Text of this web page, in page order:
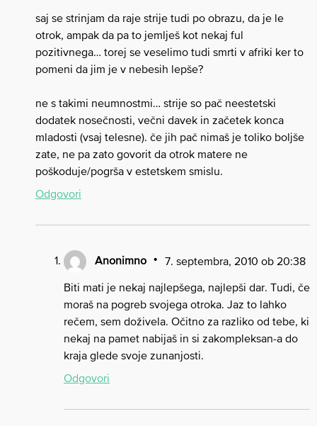
saj se strinjam da raje strije tudi po obrazu, da je le
otrok, ampak da pa to jemlješ kot nekaj ful
pozitivnega… torej se veselimo tudi smrti v afriki ker to
pomeni da jim je v nebesih lepše?
ne s takimi neumnostmi… strije so pač neestetski
dodatek nosečnosti, večni davek in začetek konca
mladosti (vsaj telesne). če jih pač nimaš je toliko boljše
zate, ne pa zato govorit da otrok matere ne
poškoduje/pogrša v estetskem smislu.
Odgovori
Anonimno 7. septembra, 2010 ob 20:38
Biti mati je nekaj najlepšega, najlepši dar. Tudi, če
moraš na pogreb svojega otroka. Jaz to lahko
rečem, sem doživela. Očitno za razliko od tebe, ki
nekaj na pamet nabijaš in si zakompleksan-a do
kraja glede svoje zunanjosti.
Odgovori